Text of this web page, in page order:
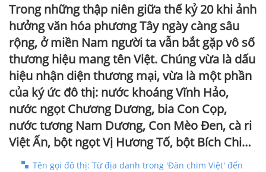
Trong những thập niên giữa thế kỷ 20 khi ảnh
hưởng văn hóa phương Tây ngày càng sâu
rộng, ở miền Nam người ta vẫn bắt gặp vô số
thương hiệu mang tên Việt. Chúng vừa là dấu
hiệu nhận diện thương mại, vừa là một phần
của ký ức đô thị: nước khoáng Vĩnh Hảo,
nước ngọt Chương Dương, bia Con Cọp,
nước tương Nam Dương, Con Mèo Đen, cà ri
Việt Ấn, bột ngọt Vị Hương Tố, bột Bích Chi…
Tên gọi đô thị: Từ địa danh trong 'Đàn chim Việt' đến